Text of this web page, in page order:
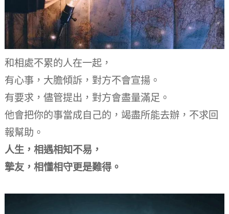
和相處不累的人在一起，
有心事，大膽傾訴， 對方不會宣揚。
有要求，儘管提出， 對方會盡量滿足。
他會把你的事當成自己的， 竭盡所能去辦，不求回
報幫助。
人生，相遇相知不易，
摯友，相懂相守更是難得。